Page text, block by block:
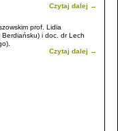
Czytaj dalej →
prof. Lidia
i doc. dr Lech
Czytaj dalej →